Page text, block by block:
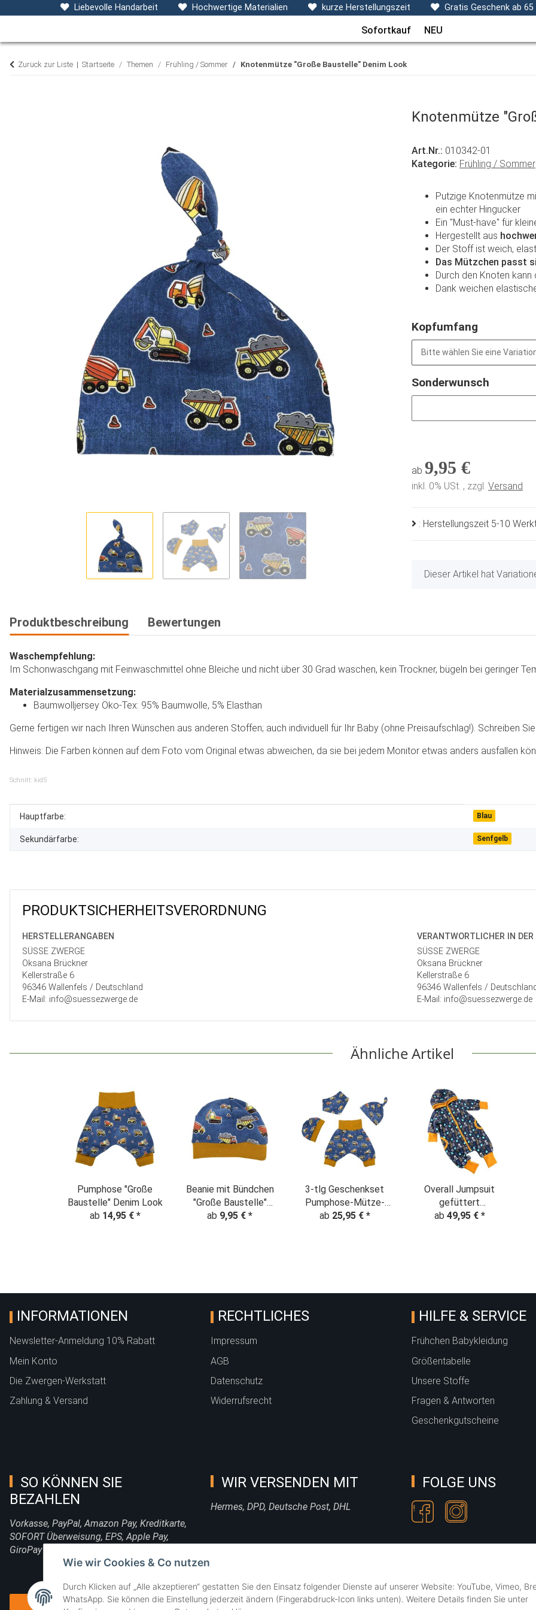
Liebevolle Handarbeit Hochwertige Materialien kurze Herstellungszeit Gratis Geschenk ab
Wie wir Cookies & Co nutzen
Durch Klicken auf „Alle akzeptieren“ gestatten Sie den Einsatz folgender Dienste auf unserer Website: YouTube, Vimeo,
WhatsApp. Sie können die Einstellung jederzeit ändern (Fingerabdruck-Icon links unten). Weitere Details finden Sie unter
Baby- & Kinderkleidung Accessoires Decken, Kissen & Co Themen Sets
Sofortkauf NEU
Zurück zur Liste Startseite Themen Frühling / Sommer Knotenmütze "Große Baustelle" Denim Look
Knotenmütze
Art.Nr.: 010342-01
Kategorie: Frühling / Sommer
Putzige Knotenmütze
ein echter Hingucker
Ein "Must-have" für
Hergestellt aus
Der Stoff ist weich,
Das Mützchen passt
Durch den Knoten
Dank weichen
Kopfumfang
Bitte wählen Sie eine
Sonderwunsch
ab 9,95 €
inkl. 0% USt. , zzgl. Versand
: Herstellungszeit 5-10
x
Dieser Artikel hat
Produktbeschreibung Bewertungen
Waschempfehlung:
Im Schonwaschgang mit Feinwaschmittel ohne Bleiche und nicht über 30 Grad waschen, kein Trockner, bügeln bei geringer
Materialzusammensetzung:
Baumwolljersey Öko-Tex: 95% Baumwolle, 5% Elasthan
Gerne fertigen wir nach Ihren Wünschen aus anderen Stoffen; auch individuell für Ihr Baby (ohne Preisaufschlag!). Schreiben
Hinweis: Die Farben können auf dem Foto vom Original etwas abweichen, da sie bei jedem Monitor etwas anders ausfallen
Schnitt: kid5
Produkteigenschaft
Wert
Hauptfarbe: Blau
Sekundärfarbe: Senfgelb
PRODUKT­SICHER­HEITS­VER­ORD­NUNG
HERSTELLER­ANGABEN
SÜSSE ZWERGE
Oksana Brückner
Kellerstraße 6
96346 Wallenfels / Deutschland
E-Mail: info@suessezwerge.de
VERANTWORT­LICHER IN DER
SÜSSE ZWERGE
Oksana Brückner
Kellerstraße 6
96346 Wallenfels /
E-Mail: info@suessezwerge.de
Ähnliche Artikel
Pumphose "Große
Baustelle" Denim Look
ab 14,95 € *
Beanie mit Bündchen
"Große Baustelle"
Denim Look
ab 9,95 € *
3-tlg Geschenkset
Pumphose-Mütze-
Tuch "Große
ab 25,95 € *
Overall Jumpsuit
gefüttert
"Pflanzentraum"
ab 49,95 € *
INFORMATIONEN
Newsletter-Anmeldung 10% Rabatt
Mein Konto
Die Zwergen-Werkstatt
Zahlung & Versand
RECHTLICHES
Impressum
AGB
Datenschutz
Widerrufsrecht
HILFE & SERVICE
Frühchen Babykleidung
Größentabelle
Unsere Stoffe
Fragen & Antworten
Geschenkgutscheine
SO KÖNNEN SIE
BEZAHLEN
Vorkasse, PayPal, Amazon Pay, Kreditkarte,
SOFORT Überweisung, EPS, Apple Pay,
GiroPay
WIR VERSENDEN MIT
Hermes, DPD, Deutsche Post, DHL
FOLGE UNS
Vertrag widerrufen